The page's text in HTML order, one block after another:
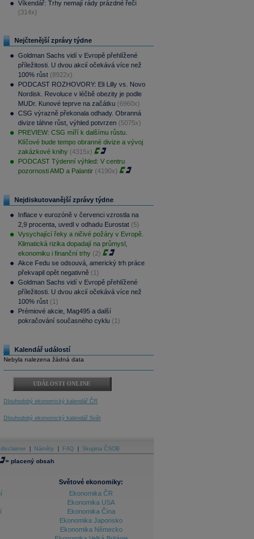
Víkendář: Trhy nemají rády prázdné řeči
(314x)
Nejčtenější zprávy týdne
Goldman Sachs vidí v Evropě přehlížené
příležitosti. U dvou akcií očekává více než
100% růst (8922x)
PODCAST ROZHOVORY: Eli Lilly vs. Novo
Nordisk. Revoluce v léčbě obezity je podle
MUDr. Kunové teprve na začátku (6960x)
CSG výrazně překonala odhady. Obranná
divize táhne růst, výhled potvrzen (5075x)
PREVIEW: CSG míří k dalšímu růstu.
Klíčové bude tempo obranné divize a vývoj
zakázkové knihy (4315x)
PODCAST Týdenní výhled: V centru
pozornosti AMD a Palantir (4190x)
Nejdiskutovanější zprávy týdne
Inflace v eurozóně v červenci vzrostla na
2,9 procenta, uvedl v odhadu Eurostat (5)
Vysychající řeky a ničivé požáry v Evropě.
Klimatická rizika dopadají na průmysl,
ekonomiku i finanční trhy (2)
Akce Fedu se odsouvá, americký trh práce
překvapil opět negativně (1)
Goldman Sachs vidí v Evropě přehlížené
příležitosti. U dvou akcií očekává více než
100% růst (1)
Prémiové akcie, Mag495 a další
pokračování současného cyklu (1)
Kalendář událostí
Nebyla nalezena žádná data
UDÁLOSTI ONLINE
Dlouhodobý ekonomický kalendář ČR
Dlouhodobý ekonomický kalendář Svět
Náměty FAQ Skupina ČSOB
= placený obsah
Světové ekonomiky:
Ekonomika ČR
Ekonomika USA
Ekonomika Čína
Ekonomika Japonsko
Ekonomika Německo